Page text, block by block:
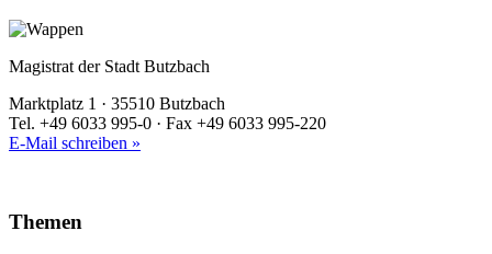
Magistrat der Stadt Butzbach
Marktplatz 1 · 35510 Butzbach
Tel. +49 6033 995-0 · Fax +49 6033 995-220
E-Mail schreiben »
Themen